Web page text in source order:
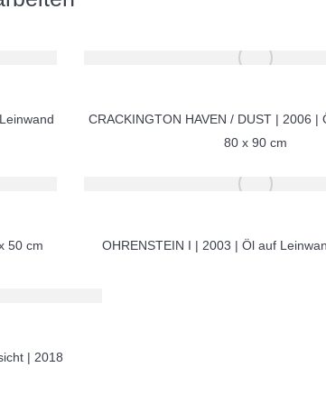
CRACKINGTON HAVEN / DUST | 2006 |
80 x 90 cm
50 cm OHRENSTEIN I | 2003 | Öl auf
| 2018